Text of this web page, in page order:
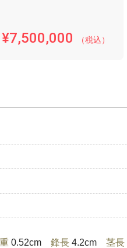
¥7,500,000 （税込）
0.52cm 鋒長4.2cm 茎長